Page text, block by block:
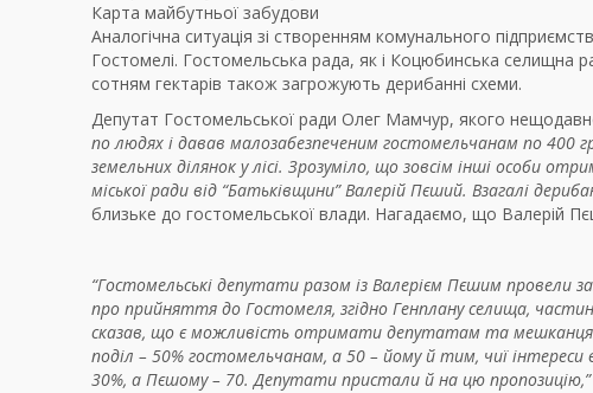
Карта майбутньої забудови
Аналогічна ситуація зі створенням комунального
Гостомелі. Гостомельська рада, як і Коцюбинська селищна
сотням гектарів також загрожують дерибанні схеми.
Депутат Гостомельської ради Олег Мамчур, якого
по людях і давав малозабезпеченим гостомельчанам по 400
земельних ділянок у лісі. Зрозуміло, що зовсім інші особи
міської ради від “Батьківщини” Валерій Пєший. Взагалі
близьке до гостомельської влади. Нагадаємо, що Валерій
“Гостомельські депутати разом із Валерієм Пєшим провели
про прийняття до Гостомеля, згідно Генплану селища,
сказав, що є можливість отримати депутатам та
поділ – 50% гостомельчанам, а 50 – йому й тим, чиї
30%, а Пєшому – 70. Депутати пристали й на цю пропозицію,”